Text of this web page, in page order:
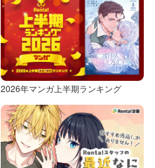
2026年マンガ上半期ランキング